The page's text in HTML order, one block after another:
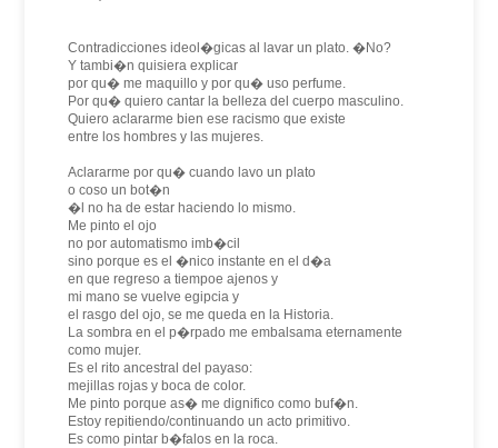
Contradicciones ideol�gicas al lavar un plato. �No?
Y tambi�n quisiera explicar
por qu� me maquillo y por qu� uso perfume.
Por qu� quiero cantar la belleza del cuerpo masculino.
Quiero aclararme bien ese racismo que existe
entre los hombres y las mujeres.
Aclararme por qu� cuando lavo un plato
o coso un bot�n
�l no ha de estar haciendo lo mismo.
Me pinto el ojo
no por automatismo imb�cil
sino porque es el �nico instante en el d�a
en que regreso a tiempoe ajenos y
mi mano se vuelve egipcia y
el rasgo del ojo, se me queda en la Historia.
La sombra en el p�rpado me embalsama eternamente
como mujer.
Es el rito ancestral del payaso:
mejillas rojas y boca de color.
Me pinto porque as� me dignifico como buf�n.
Estoy repitiendo/continuando un acto primitivo.
Es como pintar b�falos en la roca.